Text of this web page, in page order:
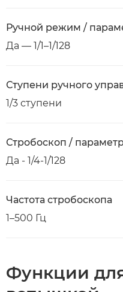
Ручной режим /
Да — 1/1–1/128
Ступени ручного
1/3 ступени
Стробоскоп /
Да - 1/4-1/128
Частота стробоскопа
1–500 Гц
Функции